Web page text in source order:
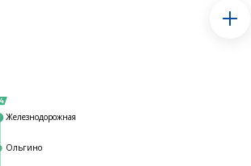
Железнодорожная
Ольгино